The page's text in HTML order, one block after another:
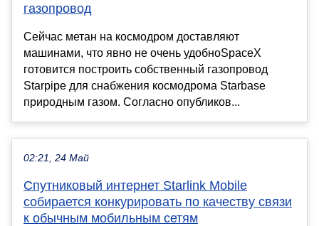
газопровод
Сейчас метан на космодром доставляют
машинами, что явно не очень удобноSpaceX
готовится построить собственный газопровод
Starpipe для снабжения космодрома Starbase
природным газом. Согласно опубликов...
02:21, 24 Май
Спутниковый интернет Starlink Mobile
собирается конкурировать по качеству связи
к обычным мобильным сетям